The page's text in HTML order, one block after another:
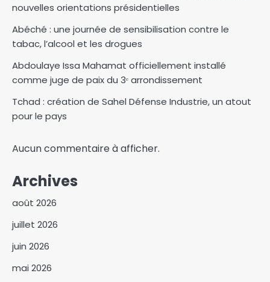
nouvelles orientations présidentielles
Abéché : une journée de sensibilisation contre le
tabac, l’alcool et les drogues
Abdoulaye Issa Mahamat officiellement installé
comme juge de paix du 3ᵉ arrondissement
Tchad : création de Sahel Défense Industrie, un atout
pour le pays
Aucun commentaire à afficher.
Archives
août 2026
juillet 2026
juin 2026
mai 2026